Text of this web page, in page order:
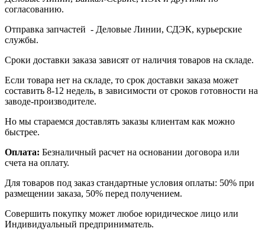
согласованию.
Отправка запчастей - Деловые Линии, СДЭК, курьерские
службы.
Сроки доставки заказа зависят от наличия товаров на складе.
Если товара нет на складе, то срок доставки заказа может
составить 8-12 недель, в зависимости от сроков готовности на
заводе-производителе.
Но мы стараемся доставлять заказы клиентам как можно
быстрее.
Оплата: Безналичный расчет на основании договора или
счета на оплату.
Для товаров под заказ стандартные условия оплаты: 50% при
размещении заказа, 50% перед получением.
Совершить покупку может любое юридическое лицо или
Индивидуальный предприниматель.